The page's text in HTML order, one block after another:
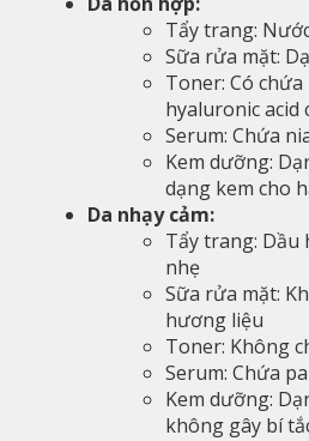
Tẩy trang:
Sữa rửa mặt:
Toner: Có
hyaluronic acid
Serum: Chứa
Kem dưỡng:
dạng kem cho
Da nhạy cảm:
Tẩy trang: Dầu
nhẹ
Sữa rửa mặt:
hương liệu
Toner: Không
Serum: Chứa
Kem dưỡng:
không gây bí